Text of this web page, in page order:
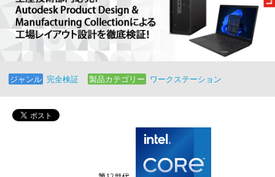
ジャンル 完全検証 製品カテゴリー ワークステーション